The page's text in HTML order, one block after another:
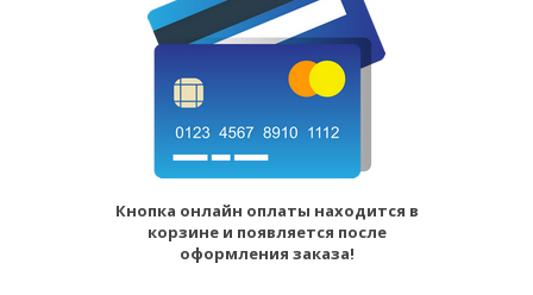
Кнопка онлайн оплаты находится в
корзине и появляется после
оформления заказа!